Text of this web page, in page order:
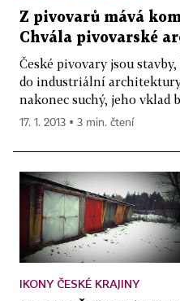
Z pivovarů mává
Chvála pivovarské
České pivovary jsou
do industriální
nakonec suchý, jeho vklad
17. 1. 2013 ▪ 3 min. čtení
IKONY ČESKÉ KRAJINY